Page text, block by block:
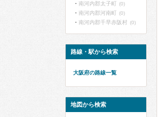
南河内郡太子町 (0)
南河内郡河南町 (0)
南河内郡千早赤阪村 (0)
路線・駅から検索
大阪府の路線一覧
地図から検索